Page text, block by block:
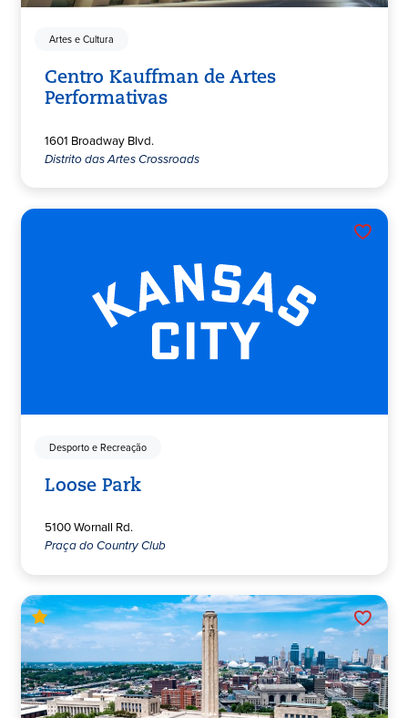
Artes e Cultura
Centro Kauffman de Artes
Performativas
1601 Broadway Blvd.
Distrito das Artes Crossroads
Desporto e Recreação
Loose Park
5100 Wornall Rd.
Praça do Country Club